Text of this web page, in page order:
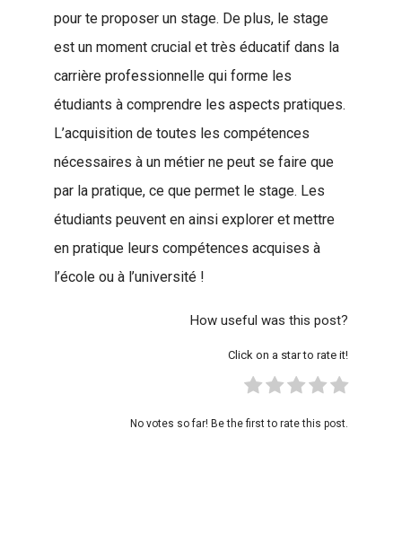
pour te proposer un stage. De plus, le stage
est un moment crucial et très éducatif dans la
carrière professionnelle qui forme les
étudiants à comprendre les aspects pratiques.
L’acquisition de toutes les compétences
nécessaires à un métier ne peut se faire que
par la pratique, ce que permet le stage. Les
étudiants peuvent en ainsi explorer et mettre
en pratique leurs compétences acquises à
l’école ou à l’université !
How useful was this post?
Click on a star to rate it!
No votes so far! Be the first to rate this post.